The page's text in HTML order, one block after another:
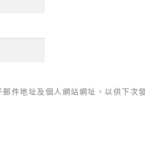
件地址及個人網站網址，以供下次